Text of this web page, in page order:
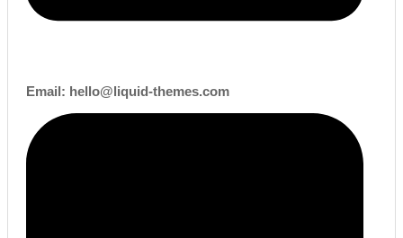
Email: hello@liquid-themes.com